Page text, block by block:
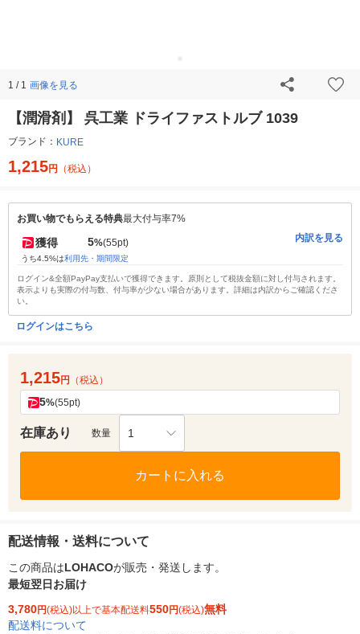
1 / 1 画像を見る
【潤滑剤】 呉工業 ドライファストルブ 1039
ブランド： KURE
1,215円 （税込）
お買い物でもらえる特典最大付与率7%
獲得 5%(55pt)
うち4.5%は利用先・期間限定
内訳を見る
ログイン&全額PayPay支払いで獲得できます。原則として税抜金額に対し付与されます。
表示よりも実際の付与数、付与率が少ない場合があります。詳細は内訳からご確認くださ
い。
ログインはこちら
1,215円 （税込）
5%(55pt)
在庫あり 数量 1
カートに入れる
配送情報・送料について
この商品はLOHACOが販売・発送します。
最短翌日お届け
3,780円(税込)以上で基本配送料550円(税込)無料
配送料について